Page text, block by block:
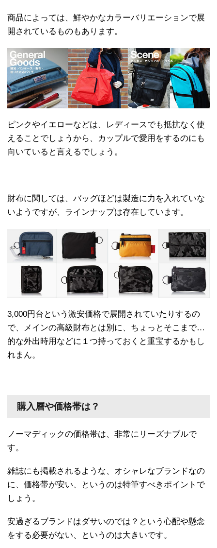
商品によっては、鮮やかなカラーバリエーションで展
開されているものもあります。
ピンクやイエローなどは、レディースでも抵抗なく使
えることでしょうから、カップルで愛用をするのにも
向いていると言えるでしょう。
財布に関しては、バッグほどは製造に力を入れていな
いようですが、ラインナップは存在しています。
3,000円台という激安価格で展開されていたりするの
で、メインの高級財布とは別に、ちょっとそこまで…
的な外出時用などに１つ持っておくと重宝するかもし
れまん。
購入層や価格帯は？
ノーマディックの価格帯は、非常にリーズナブルで
す。
雑誌にも掲載されるような、オシャレなブランドなの
に、価格帯が安い、というのは特筆すべきポイントで
しょう。
安過ぎるブランドはダサいのでは？という心配や懸念
をする必要がない、というのは大きいです。